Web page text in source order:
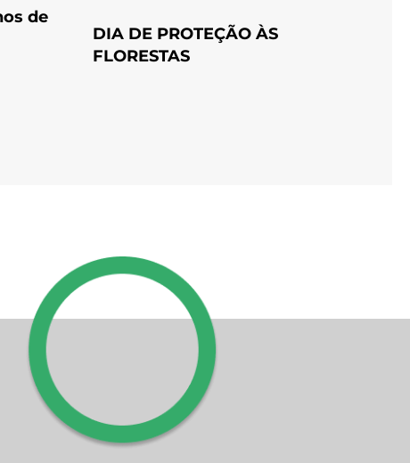
de
DIA DE PROTEÇÃO ÀS
FLORESTAS